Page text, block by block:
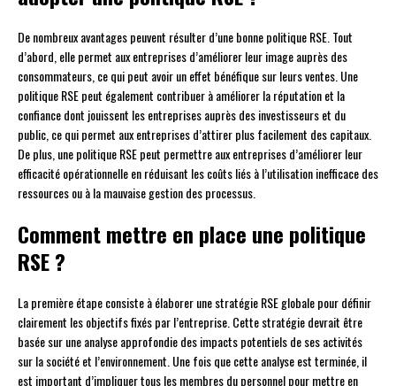
De nombreux avantages peuvent résulter d’une bonne politique RSE. Tout
d’abord, elle permet aux entreprises d’améliorer leur image auprès des
consommateurs, ce qui peut avoir un effet bénéfique sur leurs ventes. Une
politique RSE peut également contribuer à améliorer la réputation et la
confiance dont jouissent les entreprises auprès des investisseurs et du
public, ce qui permet aux entreprises d’attirer plus facilement des capitaux.
De plus, une politique RSE peut permettre aux entreprises d’améliorer leur
efficacité opérationnelle en réduisant les coûts liés à l’utilisation inefficace des
ressources ou à la mauvaise gestion des processus.
Comment mettre en place une politique
RSE ?
La première étape consiste à élaborer une stratégie RSE globale pour définir
clairement les objectifs fixés par l’entreprise. Cette stratégie devrait être
basée sur une analyse approfondie des impacts potentiels de ses activités
sur la société et l’environnement. Une fois que cette analyse est terminée, il
est important d’impliquer tous les membres du personnel pour mettre en